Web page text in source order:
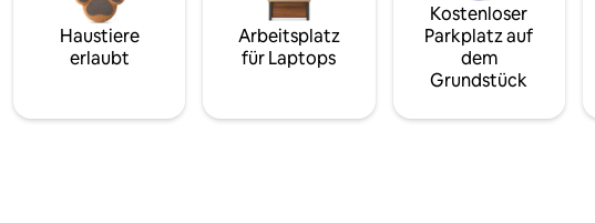
Haustiere
erlaubt
Arbeitsplatz
für Laptops
Kostenloser
Parkplatz auf
dem
Grundstück